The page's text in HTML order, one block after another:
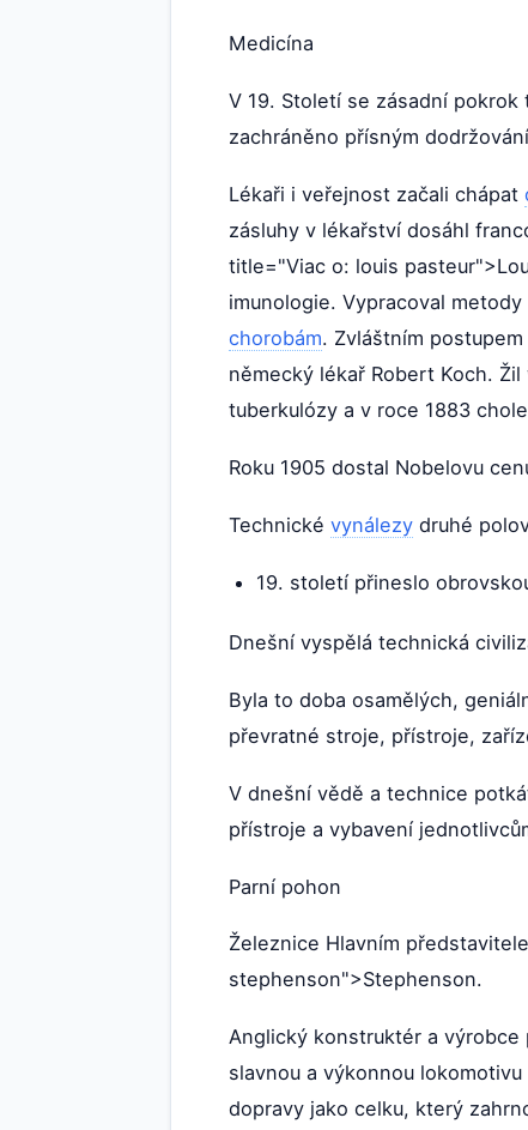
Medicína
V 19. Století se zásadní
zachráněno přísným
Lékaři i veřejnost začali chápat
zásluhy v lékařství dosáhl
title="Viac o: louis
imunologie. Vypracoval
chorobám. Zvláštním
německý lékař Robert Koch.
tuberkulózy a v roce 1883
Roku 1905 dostal Nobelovu
Technické vynálezy druhé
19. století přineslo
Dnešní vyspělá technická
Byla to doba osamělých,
převratné stroje, přístroje,
V dnešní vědě a technice
přístroje a vybavení
Parní pohon
Železnice Hlavním
stephenson">Stephenson.
Anglický konstruktér a výrobce
slavnou a výkonnou
dopravy jako celku, který